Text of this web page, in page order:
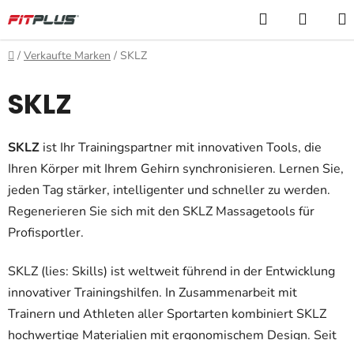
Inhalt
springen
Suchen
Startseite
/ Verkaufte Marken / SKLZ
SKLZ
SKLZ ist Ihr Trainingspartner mit innovativen Tools, die
Ihren Körper mit Ihrem Gehirn synchronisieren. Lernen Sie,
jeden Tag stärker, intelligenter und schneller zu werden.
Regenerieren Sie sich mit den SKLZ Massagetools für
Profisportler.
SKLZ (lies: Skills) ist weltweit führend in der Entwicklung
innovativer Trainingshilfen. In Zusammenarbeit mit
Trainern und Athleten aller Sportarten kombiniert SKLZ
hochwertige Materialien mit ergonomischem Design. Seit